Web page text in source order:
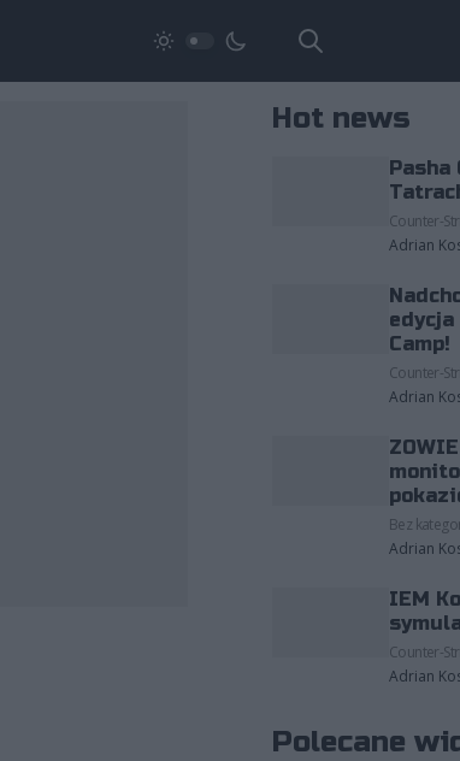
Hot news
Pasha
Counter-
Adrian
edycja
Camp!
Counter-
Adrian
Bez
Adrian
IEM
Counter-
Adrian
Polecane